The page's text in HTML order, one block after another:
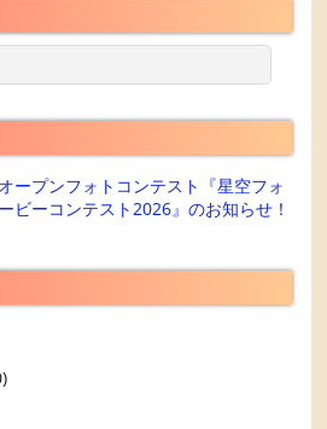
ープンフォトコンテスト『星空フォ
ビーコンテスト2026』のお知らせ！